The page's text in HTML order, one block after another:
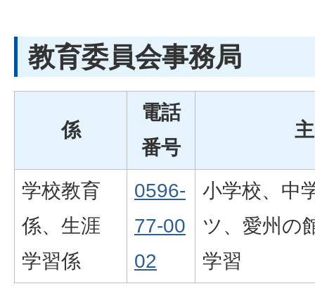
教育委員会事務局
係
電話
番号
学校教育
係、生涯
学習係
0596-
77-00
02
小学校、中
ツ、愛州の
学習